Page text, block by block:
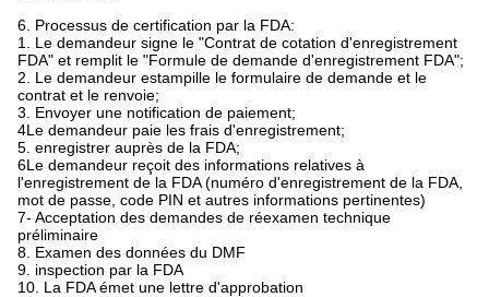
6. Processus de certification par la FDA:
1. Le demandeur signe le "Contrat de cotation d'enregistrement
FDA" et remplit le "Formule de demande d'enregistrement FDA";
2. Le demandeur estampille le formulaire de demande et le
contrat et le renvoie;
3. Envoyer une notification de paiement;
4Le demandeur paie les frais d'enregistrement;
5. enregistrer auprès de la FDA;
6Le demandeur reçoit des informations relatives à
l'enregistrement de la FDA (numéro d'enregistrement de la FDA,
mot de passe, code PIN et autres informations pertinentes)
7- Acceptation des demandes de réexamen technique
préliminaire
8. Examen des données du DMF
9. inspection par la FDA
10. La FDA émet une lettre d'approbation